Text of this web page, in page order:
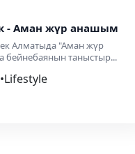
- Аман жүр анашым
Алматыда "Аман жүр
таныстыр...
•Lifestyle